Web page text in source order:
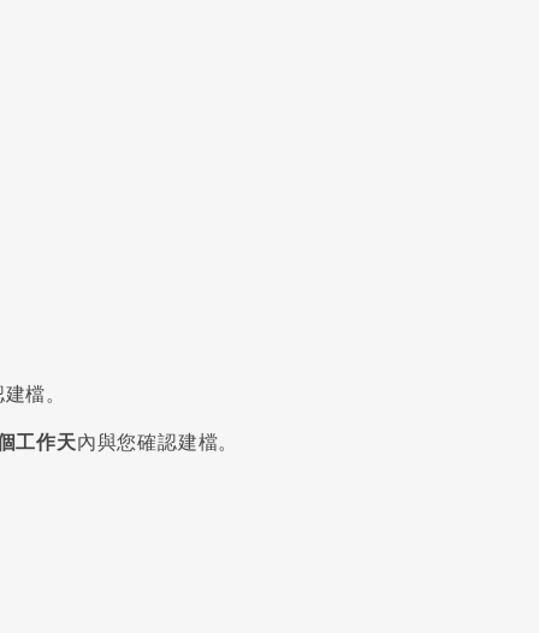
檔。
工作天內與您確認建檔。